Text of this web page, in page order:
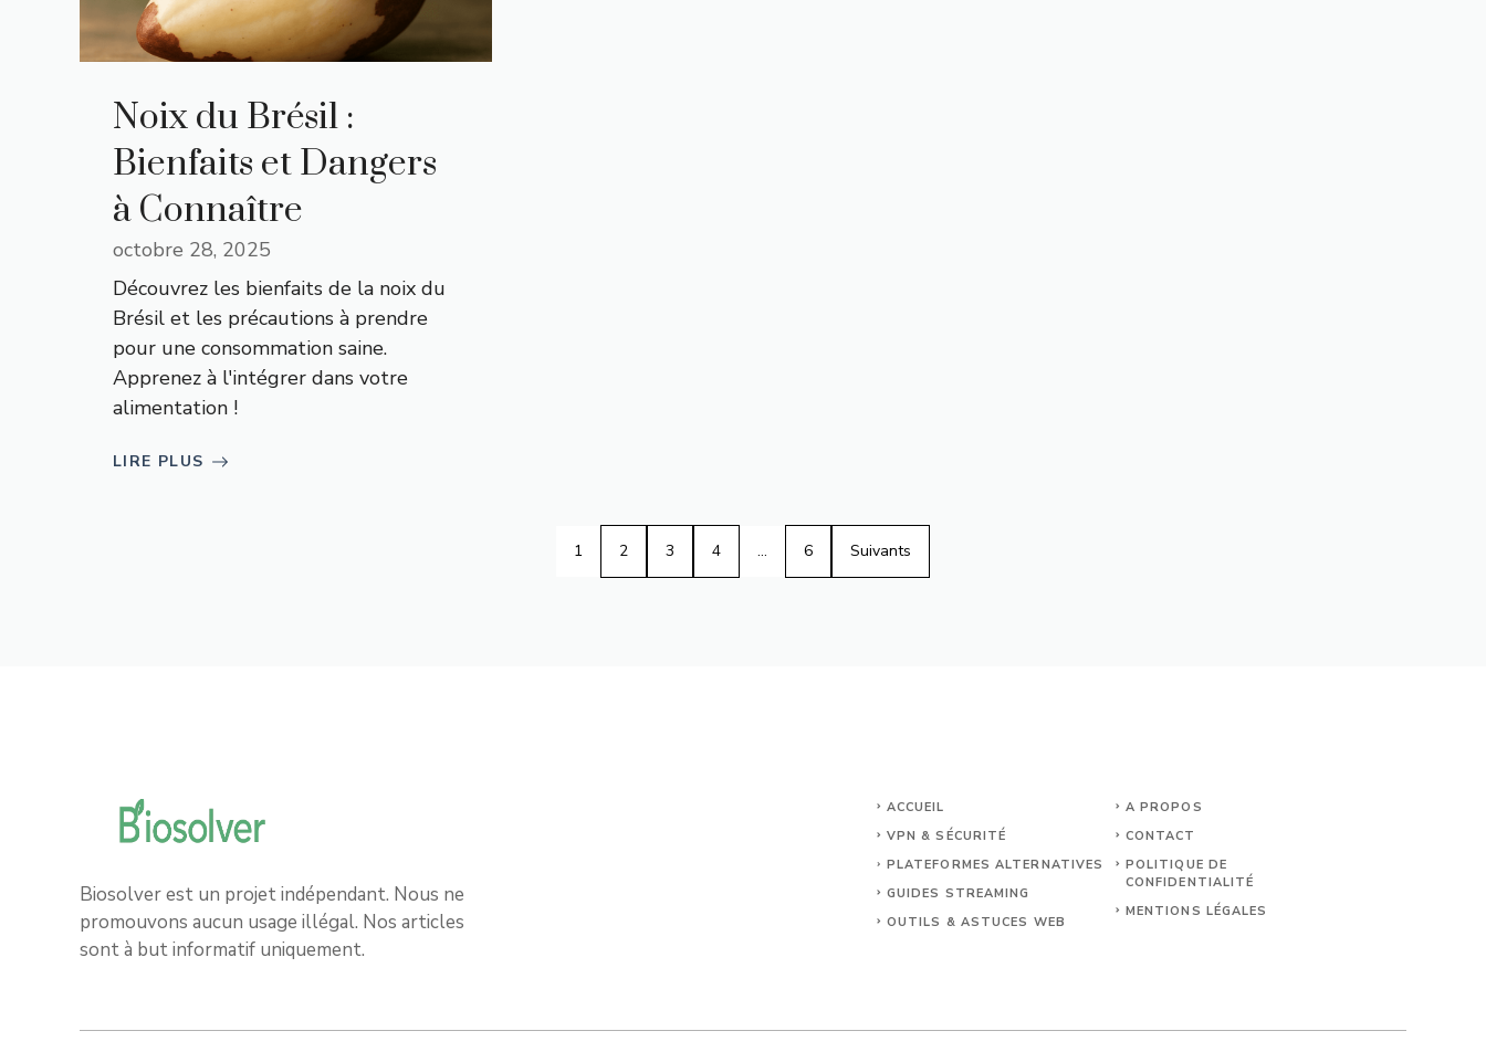
Noix du Brésil :
Bienfaits et Dangers
à Connaître
octobre 28, 2025
Découvrez les bienfaits de la noix du
Brésil et les précautions à prendre
pour une consommation saine.
Apprenez à l'intégrer dans votre
alimentation !
LIRE PLUS
1 2 3 4 … 6 Suivants
Biosolver est un projet indépendant. Nous ne
promouvons aucun usage illégal. Nos articles
sont à but informatif uniquement.
ACCUEIL
VPN & SÉCURITÉ
PLATEFORMES ALTERNATIVES
GUIDES STREAMING
OUTILS & ASTUCES WEB
A PROPOS
CONTACT
POLITIQUE DE
CONFIDENTIALITÉ
MENTIONS LÉGALES